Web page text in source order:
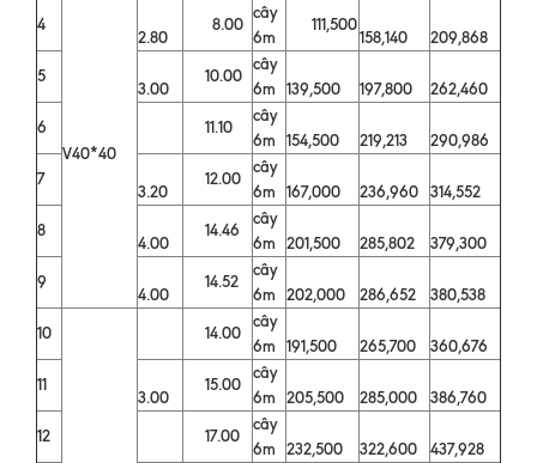
4
V40*40
2.80
8.00
cây
6m
111,500
158,140
209,868
5
3.00
10.00
cây
6m
139,500 197,800
262,460
6
11.10
cây
6m
154,500 219,213
290,986
7
3.20
12.00
cây
6m
167,000 236,960
314,552
8
4.00
14.46
cây
6m
201,500 285,802
379,300
9
4.00
14.52
cây
6m
202,000 286,652
380,538
10
14.00
cây
6m
191,500 265,700
360,676
11
3.00
15.00
cây
6m
205,500 285,000
386,760
12
17.00
cây
6m
232,500 322,600
437,928